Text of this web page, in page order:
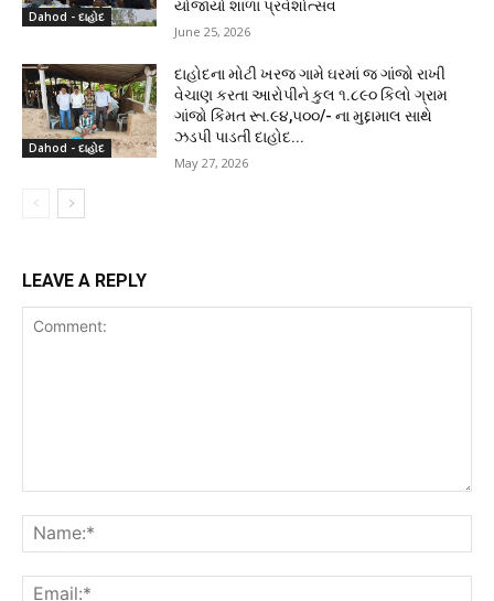
Dahod - દાહોદ
યોજાયો શાળા પ્રવેશોત્સવ
June 25, 2026
Dahod - દાહોદ
દાહોદના મોટી ખરજ ગામે ઘરમાં જ ગાંજો રાખી
વેચાણ કરતા આરોપીને કુલ ૧.૮૯૦ કિલો ગ્રામ
ગાંજો કિંમત રૂા.૯૪,૫૦૦/- ના મુદ્દામાલ સાથે
ઝડપી પાડતી દાહોદ...
May 27, 2026
LEAVE A REPLY